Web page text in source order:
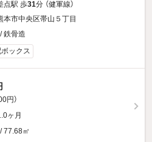
点駅 歩31分 （健軍線）
本市中央区帯山５丁目
鉄骨造
ックス
円）
ヶ月
77.68㎡